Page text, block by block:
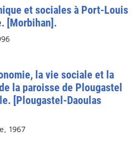
et sociales à Port-Louis
[Morbihan].
la vie sociale et la
la paroisse de Plougastel
[Plougastel-Daoulas
1967